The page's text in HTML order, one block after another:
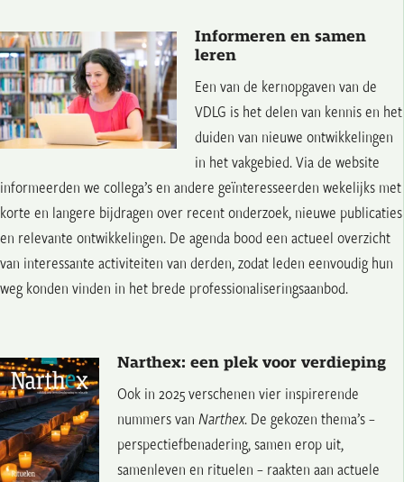
Informeren en samen
leren
Een van de kernopgaven van de
VDLG is het delen van kennis en het
duiden van nieuwe ontwikkelingen
in het vakgebied. Via de website
informeerden we collega’s en andere geïnteresseerden wekelijks met
korte en langere bijdragen over recent onderzoek, nieuwe publicaties
en relevante ontwikkelingen. De agenda bood een actueel overzicht
van interessante activiteiten van derden, zodat leden eenvoudig hun
weg konden vinden in het brede professionaliseringsaanbod.
Narthex: een plek voor verdieping
Ook in 2025 verschenen vier inspirerende
nummers van Narthex. De gekozen thema’s –
perspectiefbenadering, samen erop uit,
samenleven en rituelen – raakten aan actuele